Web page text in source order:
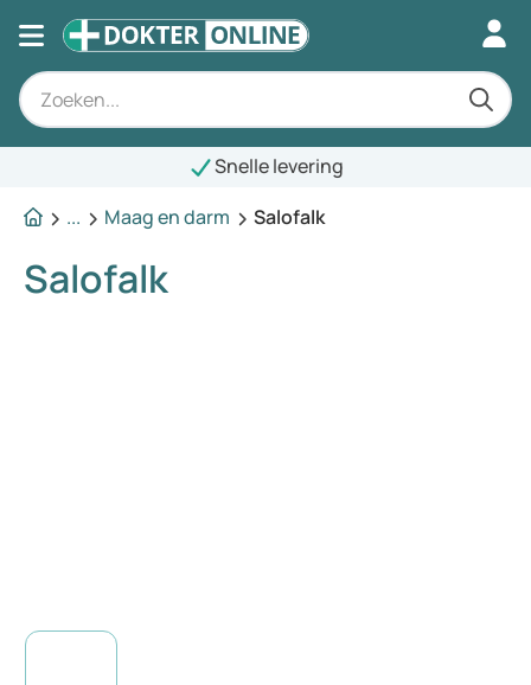
Snelle levering
...
Maag en darm Salofalk
Salofalk